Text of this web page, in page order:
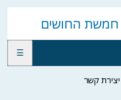
☰
יצירת קשר